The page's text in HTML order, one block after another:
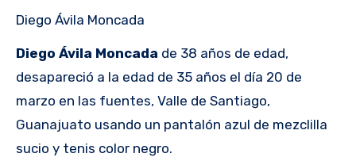
Diego Ávila Moncada
Diego Ávila Moncada de 38 años de edad,
desapareció a la edad de 35 años el día 20 de
marzo en las fuentes, Valle de Santiago,
Guanajuato usando un pantalón azul de mezclilla
sucio y tenis color negro.